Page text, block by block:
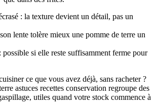
: la texture devient un détail, pas un
lente tolère mieux une pomme de terre un
possible si elle reste suffisamment ferme pour
ce que vous avez déjà, sans racheter ?
astuces recettes conservation regroupe des
utiles quand votre stock commence à